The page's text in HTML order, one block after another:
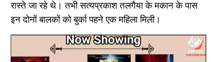
रास्ते जा रहे थे। तभी सत्यप्रकाश तलगैया के मकान के पास
इन दोनों बालकों को बुर्का पहने एक महिला मिली।